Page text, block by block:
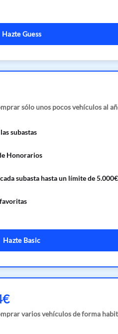
Hazte Guess
sólo unos pocos vehículos al
subastas
Honorarios
subasta hasta un límite de 5.000€
Hazte Basic
varios vehículos de forma